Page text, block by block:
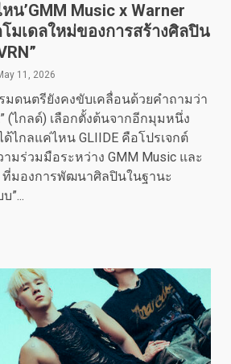
น’GMM Music x Warner
มเดลใหม่ของการสร้างศิลปิน
11, 2026
ดนตรียังคงขับเคลื่อนด้วยคำถามว่า
(ไกลด์) เลือกตั้งต้นจากอีกมุมหนึ่ง
ไกลแค่ไหน GLIIDE คือโปรเจกต์
มร่วมมือระหว่าง GMM Music และ
ที่มองการพัฒนาศิลปินในฐานะ
”...